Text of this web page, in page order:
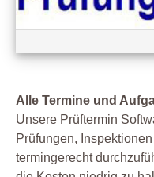
Alle Termine und
Unsere Prüftermin
Prüfungen,
termingerecht